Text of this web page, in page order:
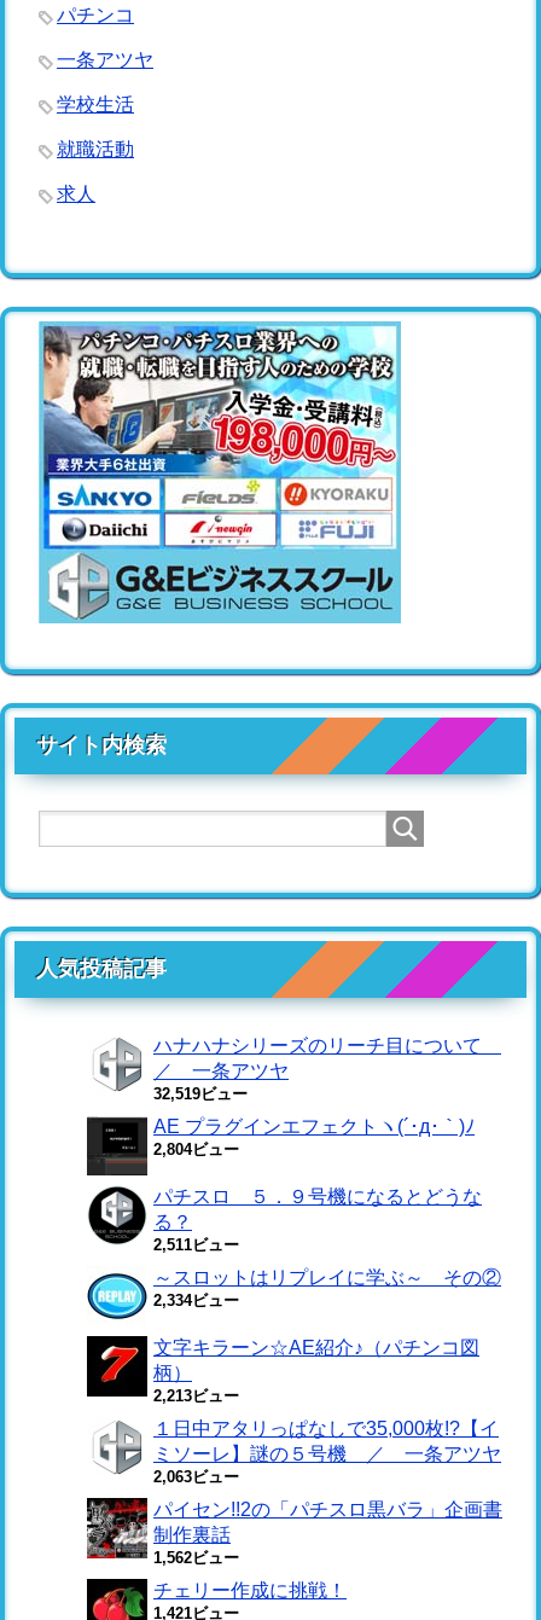
パチンコ
一条アツヤ
学校生活
就職活動
求人
サイト内検索
人気投稿記事
ハナハナシリーズのリーチ目について
／ 一条アツヤ
32,519ビュー
AE プラグインエフェクトヽ(´･д･｀)ﾉ
2,804ビュー
パチスロ ５．９号機になるとどうな
る？
2,511ビュー
～スロットはリプレイに学ぶ～ その②
2,334ビュー
文字キラーン☆AE紹介♪（パチンコ図
柄）
2,213ビュー
１日中アタリっぱなしで35,000枚!?【イ
ミソーレ】謎の５号機 ／ 一条アツヤ
2,063ビュー
パイセン!!2の「パチスロ黒バラ」企画書
制作裏話
1,562ビュー
チェリー作成に挑戦！
1,421ビュー